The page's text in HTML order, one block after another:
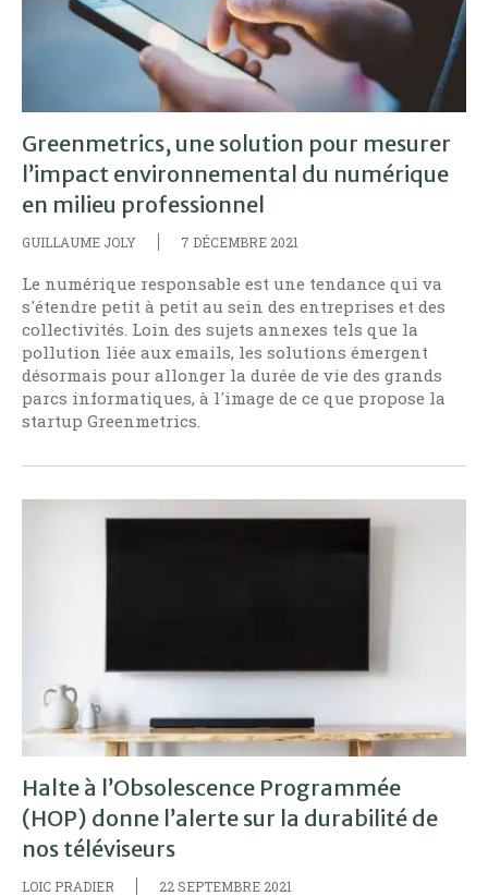
Greenmetrics, une solution pour mesurer
l’impact environnemental du numérique
en milieu professionnel
GUILLAUME JOLY 7 DÉCEMBRE 2021
Le numérique responsable est une tendance qui va
s'étendre petit à petit au sein des entreprises et des
collectivités. Loin des sujets annexes tels que la
pollution liée aux emails, les solutions émergent
désormais pour allonger la durée de vie des grands
parcs informatiques, à l'image de ce que propose la
startup Greenmetrics.
Halte à l’Obsolescence Programmée
(HOP) donne l’alerte sur la durabilité de
nos téléviseurs
LOIC PRADIER 22 SEPTEMBRE 2021